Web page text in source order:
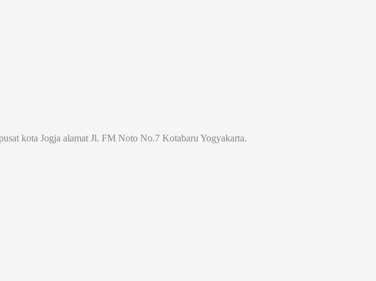
kota Jogja alamat Jl. FM Noto No.7 Kotabaru Yogyakarta.